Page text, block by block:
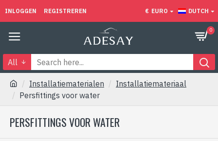
INLOGGEN REGISTREREN € EURO DUTCH
0
All
Installatiematerialen
Installatiemateriaal
Persfittings voor water
PERSFITTINGS VOOR WATER